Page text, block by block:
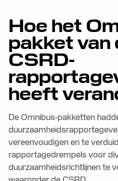
Hoe het
pakket van
CSRD-
heeft
De Omnibus-pakketten
vereenvoudigen en te
rapportagedrempels voor
duurzaamheidsrichtlijnen te